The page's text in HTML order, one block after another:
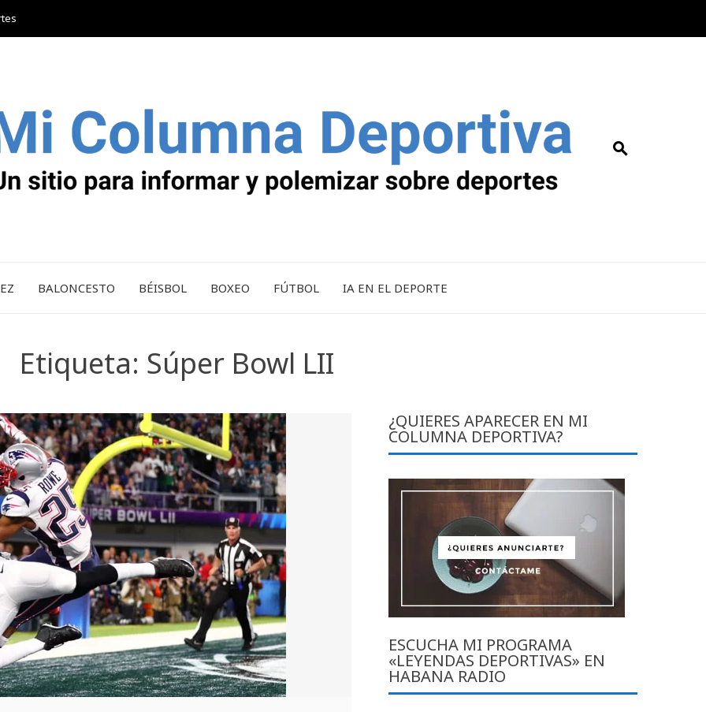
BALONCESTO BÉISBOL BOXEO FÚTBOL IA EN EL DEPORTE
Etiqueta: Súper Bowl LII
¿QUIERES APARECER EN MI
COLUMNA DEPORTIVA?
ESCUCHA MI PROGRAMA
«LEYENDAS DEPORTIVAS» EN
HABANA RADIO